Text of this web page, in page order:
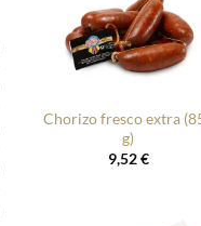
Chorizo fresco extra
g)
9,52€